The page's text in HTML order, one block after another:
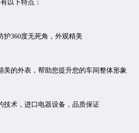
以下特点：
护360度无死角，外观精美
美的外表，帮助您提升您的车间整体形象
技术，进口电器设备，品质保证